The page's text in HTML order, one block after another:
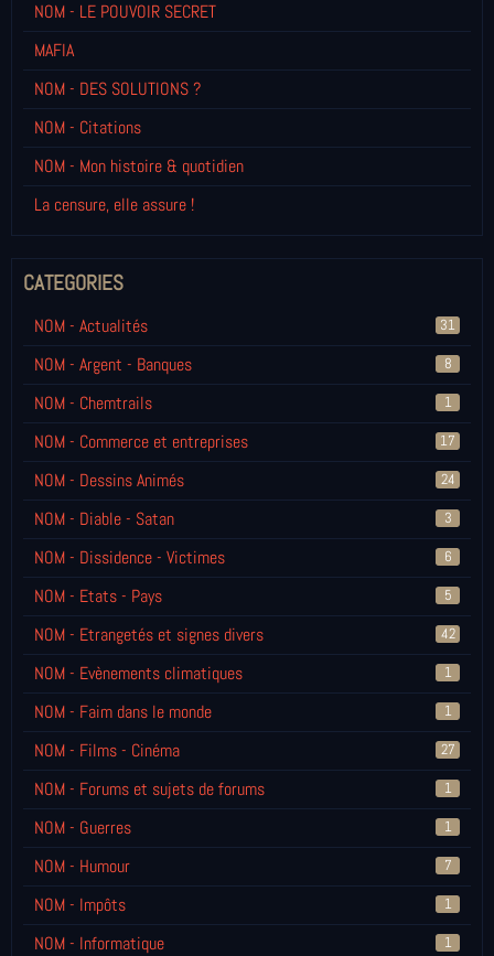
NOM - LE POUVOIR SECRET
MAFIA
NOM - DES SOLUTIONS ?
NOM - Citations
NOM - Mon histoire & quotidien
La censure, elle assure !
CATEGORIES
NOM - Actualités 31
NOM - Argent - Banques 8
NOM - Chemtrails 1
NOM - Commerce et entreprises 17
NOM - Dessins Animés 24
NOM - Diable - Satan 3
NOM - Dissidence - Victimes 6
NOM - Etats - Pays 5
NOM - Etrangetés et signes divers 42
NOM - Evènements climatiques 1
NOM - Faim dans le monde 1
NOM - Films - Cinéma 27
NOM - Forums et sujets de forums 1
NOM - Guerres 1
NOM - Humour 7
NOM - Impôts 1
NOM - Informatique 1